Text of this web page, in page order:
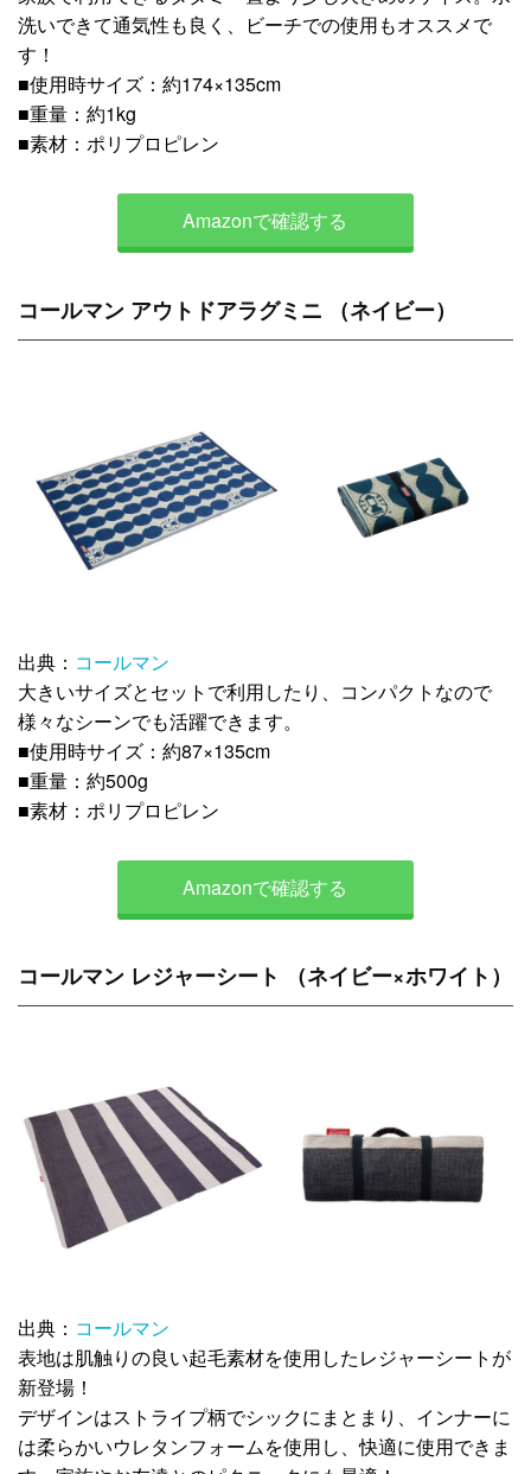
洗いできて通気性も良く、ビーチでの使用もオススメで
す！
■使用時サイズ：約174×135cm
■重量：約1kg
■素材：ポリプロピレン
Amazonで確認する
コールマン アウトドアラグミニ （ネイビー）
出典： コールマン
大きいサイズとセットで利用したり、コンパクトなので
様々なシーンでも活躍できます。
■使用時サイズ：約87×135cm
■重量：約500g
■素材：ポリプロピレン
Amazonで確認する
コールマン レジャーシート （ネイビー×ホワイト）
出典： コールマン
表地は肌触りの良い起毛素材を使用したレジャーシートが
新登場！
デザインはストライプ柄でシックにまとまり、インナーに
は柔らかいウレタンフォームを使用し、快適に使用できま